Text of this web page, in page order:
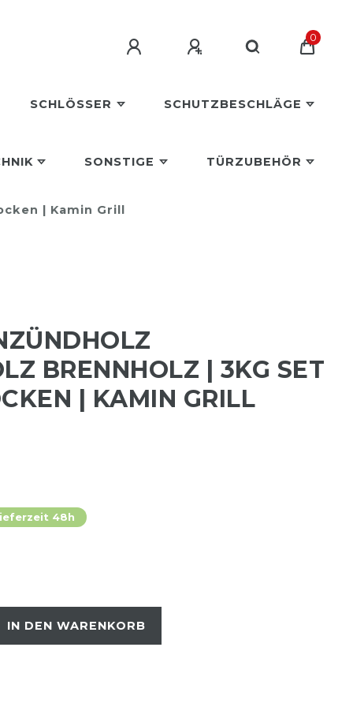
0
SCHLÖSSER SCHUTZBESCHLÄGE
SONSTIGE TÜRZUBEHÖR
| Kamin Grill
BRENNHOLZ | 3KG SET
| KAMIN GRILL
48h
IN DEN WARENKORB